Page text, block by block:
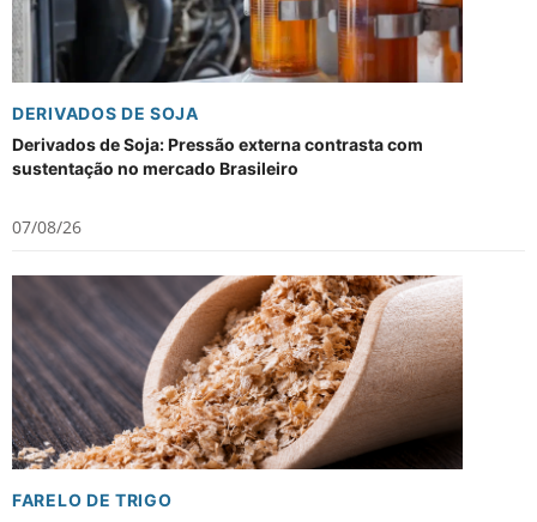
DERIVADOS DE SOJA
Derivados de Soja: Pressão externa contrasta com
sustentação no mercado Brasileiro
07/08/26
FARELO DE TRIGO